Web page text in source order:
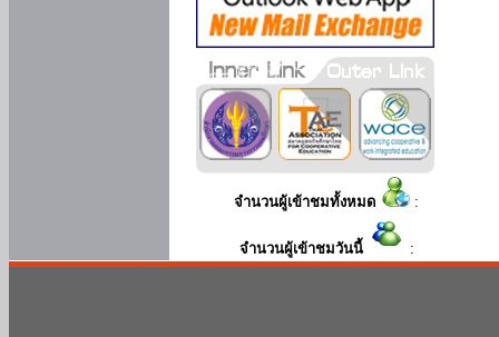
จำนวนผู้เข้าชมทั้งหมด :
จำนวนผู้เข้าชมวันนี้ :